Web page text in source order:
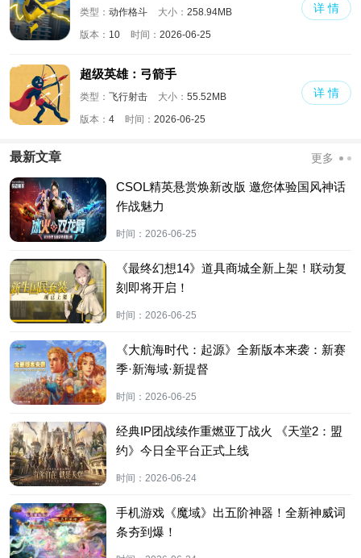
类型： 动作格斗 大小： 258.94MB
版本： 10 时间： 2026-06-25
详 情
超级英雄：弓箭手
类型： 飞行射击 大小： 55.52MB
版本： 4 时间： 2026-06-25
详 情
最新文章 更多
CSOL精英悬赏焕新改版 邀您体验国风神话
作战魅力
时间： 2026-06-25
《最终幻想14》道具商城全新上架！联动复
刻即将开启！
时间： 2026-06-25
《大航海时代：起源》全新版本来袭：新赛
季·新海域·新提督
时间： 2026-06-25
经典IP团战续作重燃亚丁战火 《天堂2：盟
约》今日全平台正式上线
时间： 2026-06-24
手机游戏《魔域》出五阶神器！全新神威词
条夯到爆！